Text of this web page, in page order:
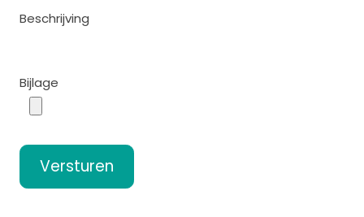
Beschrijving
Bijlage
Versturen